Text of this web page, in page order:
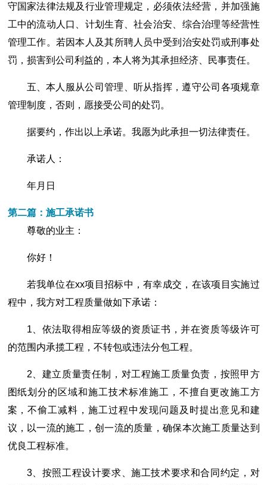
守国家法律法规及行业管理规定，必须依法经营，并加强施
工中的流动人口、计划生育、社会治安、综合治理等经营性
管理工作。若因本人及其所聘人员中受到治安处罚或刑事处
罚，损害到公司利益的，本人将为其承担经济、民事责任。
五、本人服从公司管理、听从指挥，遵守公司各项规章
管理制度，否则，愿接受公司的处罚。
据要约，作出以上承诺。我愿为此承担一切法律责任。
承诺人：
年月日
第二篇：施工承诺书
尊敬的业主：
你好！
若我单位在xx项目招标中，有幸成交，在该项目实施过
程中，我方对工程质量做如下承诺：
1、依法取得相应等级的资质证书，并在资质等级许可
的范围内承揽工程，不转包或违法分包工程。
2、建立质量责任制，对工程施工质量负责，按照甲方
图纸划分的区域和施工技术标准施工，不擅自更改施工方
案，不偷工减料，施工过程中发现问题及时提出意见和建
议，以一流的施工，创一流的质量，确保本次施工质量达到
优良工程标准。
3、按照工程设计要求、施工技术要求和合同约定，对